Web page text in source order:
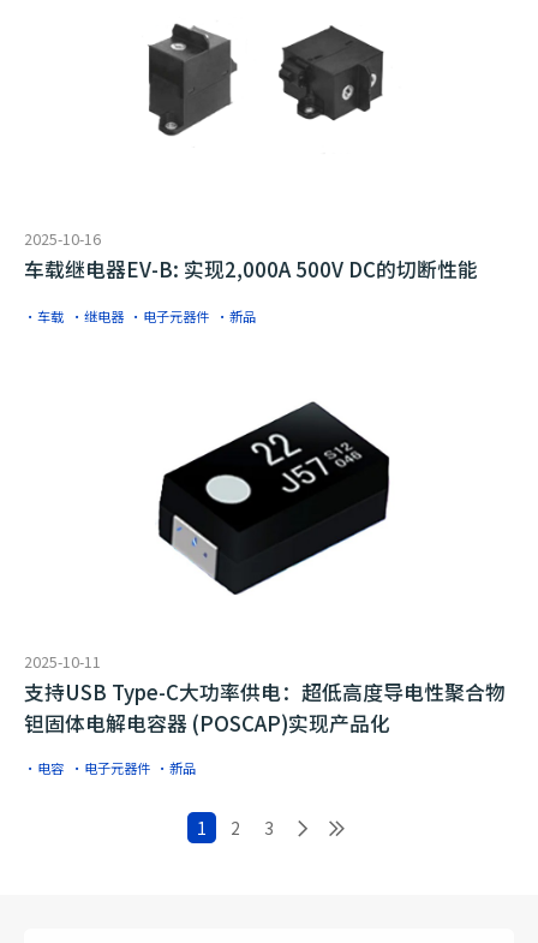
2025-10-16
车载继电器EV-B: 实现2,000A 500V DC的切断性能
·车载 ·继电器 ·电子元器件 ·新品
2025-10-11
支持USB Type-C大功率供电：超低高度导电性聚合物
钽固体电解电容器 (POSCAP)实现产品化
·电容 ·电子元器件 ·新品
1 2 3